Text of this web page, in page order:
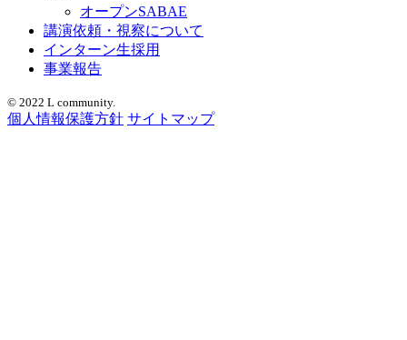
オープンSABAE
講演依頼・視察について
インターン生採用
事業報告
© 2022 L community.
個人情報保護方針 サイトマップ